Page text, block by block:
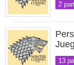
2
13